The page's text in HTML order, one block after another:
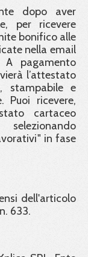
dopo aver
per ricevere
bonifico alle
nella email
pagamento
l’attestato
stampabile e
ricevere,
cartaceo
in fase
dell'articolo
633.